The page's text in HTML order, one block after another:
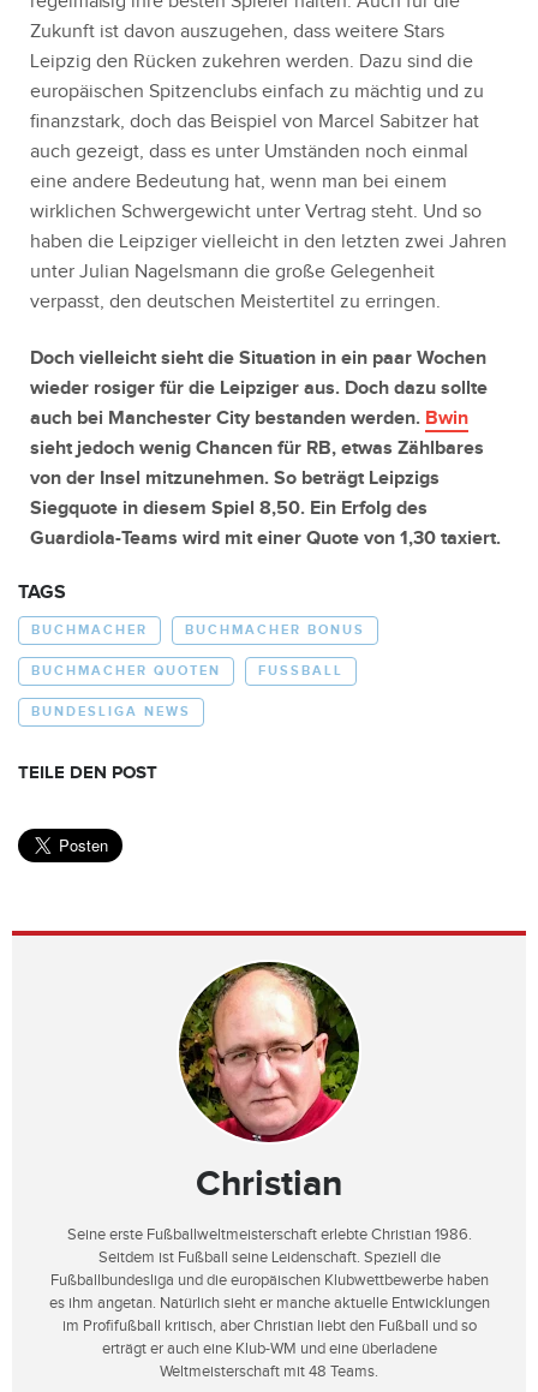
Zukunft ist davon auszugehen, dass weitere Stars
Leipzig den Rücken zukehren werden. Dazu sind die
europäischen Spitzenclubs einfach zu mächtig und zu
finanzstark, doch das Beispiel von Marcel Sabitzer hat
auch gezeigt, dass es unter Umständen noch einmal
eine andere Bedeutung hat, wenn man bei einem
wirklichen Schwergewicht unter Vertrag steht. Und so
haben die Leipziger vielleicht in den letzten zwei Jahren
unter Julian Nagelsmann die große Gelegenheit
verpasst, den deutschen Meistertitel zu erringen.
Doch vielleicht sieht die Situation in ein paar Wochen
wieder rosiger für die Leipziger aus. Doch dazu sollte
auch bei Manchester City bestanden werden. Bwin
sieht jedoch wenig Chancen für RB, etwas Zählbares
von der Insel mitzunehmen. So beträgt Leipzigs
Siegquote in diesem Spiel 8,50. Ein Erfolg des
Guardiola-Teams wird mit einer Quote von 1,30 taxiert.
TAGS
BUCHMACHER BUCHMACHER BONUS
BUCHMACHER QUOTEN FUSSBALL
BUNDESLIGA NEWS
TEILE DEN POST
Christian
Seine erste Fußballweltmeisterschaft erlebte Christian 1986.
Seitdem ist Fußball seine Leidenschaft. Speziell die
Fußballbundesliga und die europäischen Klubwettbewerbe haben
es ihm angetan. Natürlich sieht er manche aktuelle Entwicklungen
im Profifußball kritisch, aber Christian liebt den Fußball und so
erträgt er auch eine Klub-WM und eine überladene
Weltmeisterschaft mit 48 Teams.